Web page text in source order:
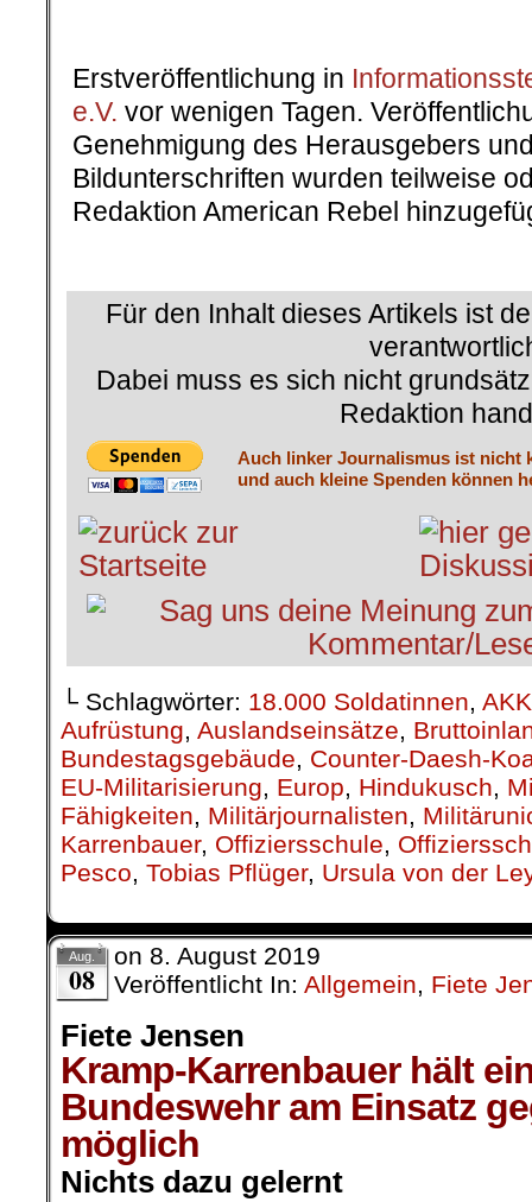
Erstveröffentlichung in
e.V. vor wenigen Tagen.
Genehmigung des Herausgebers
Bildunterschriften wurden teilweise
Redaktion American Rebel
Für den Inhalt dieses Artikels ist
Dabei muss es sich nicht
Redaktion
Auch linker Journalismus ist nicht
und auch kleine Spenden können
└ Schlagwörter: 18.000 Soldatinnen AKK
Aufrüstung Auslandseinsätze
Bundestagsgebäude
Counter-Daesh-
EU-Militarisierung
Europ Hindukusch
Fähigkeiten
Militärjournalisten
Karrenbauer, Offiziersschule
Pesco Tobias Pflüger, Ursula von der
Aug.
08
on 8. August 2019
Veröffentlicht In: Allgemein Fiete
Fiete Jensen
Kramp-Karrenbauer hält
Bundeswehr am Einsatz
möglich
Nichts dazu gelernt